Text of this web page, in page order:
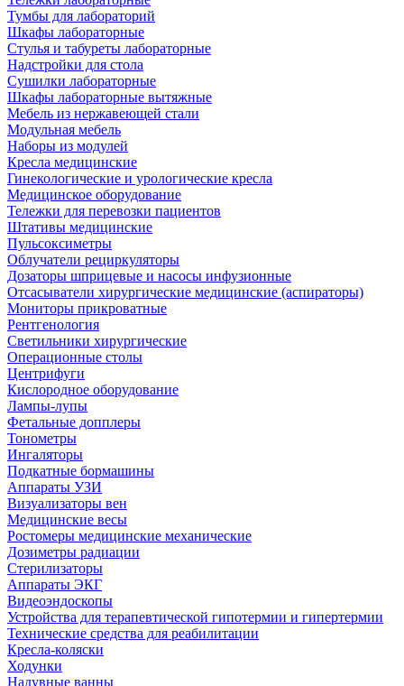
Тумбы для лабораторий
Шкафы лабораторные
Стулья и табуреты лабораторные
Надстройки для стола
Сушилки лабораторные
Шкафы лабораторные вытяжные
Мебель из нержавеющей стали
Модульная мебель
Наборы из модулей
Кресла медицинские
Гинекологические и урологические кресла
Медицинское оборудование
Тележки для перевозки пациентов
Штативы медицинские
Пульсоксиметры
Облучатели рециркуляторы
Дозаторы шприцевые и насосы инфузионные
Отсасыватели хирургические медицинские (аспираторы)
Мониторы прикроватные
Рентгенология
Светильники хирургические
Операционные столы
Центрифуги
Кислородное оборудование
Лампы-лупы
Фетальные допплеры
Тонометры
Ингаляторы
Подкатные бормашины
Аппараты УЗИ
Визуализаторы вен
Медицинские весы
Ростомеры медицинские механические
Дозиметры радиации
Стерилизаторы
Аппараты ЭКГ
Видеоэндоскопы
Устройства для терапевтической гипотермии и гипертермии
Технические средства для реабилитации
Кресла-коляски
Ходунки
Надувные ванны